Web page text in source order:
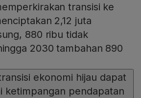
transisi ke
2,12 juta
880 ribu tidak
2030 tambahan 890
ekonomi hijau dapat
ketimpangan pendapatan